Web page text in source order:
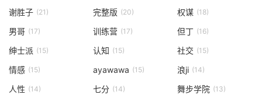
谢胜子 (21) 完整版 (20) 权谋 (18)
男哥 (17) 训练营 (17) 但丁 (16)
绅士派 (15) 认知 (15) 社交 (15)
情感 (15) ayawawa (15) 浪ji (14)
人性 (14) 七分 (14) 舞步学院 (13)